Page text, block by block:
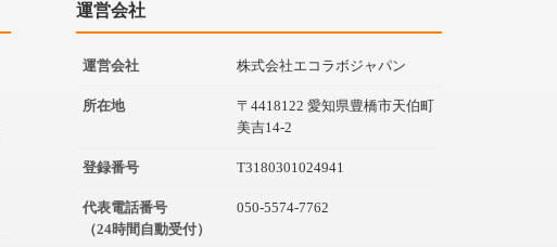
運営会社
運営会社 株式会社エコラボジャパン
所在地
〒4418122 愛知県豊橋市天伯町
美吉14-2
登録番号 T3180301024941
代表電話番号
（24時間自動受付）
050-5574-7762